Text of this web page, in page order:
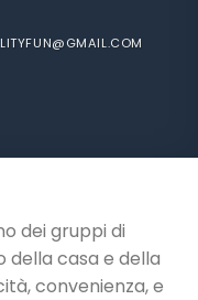
dei gruppi di
della casa e della
convenienza, e